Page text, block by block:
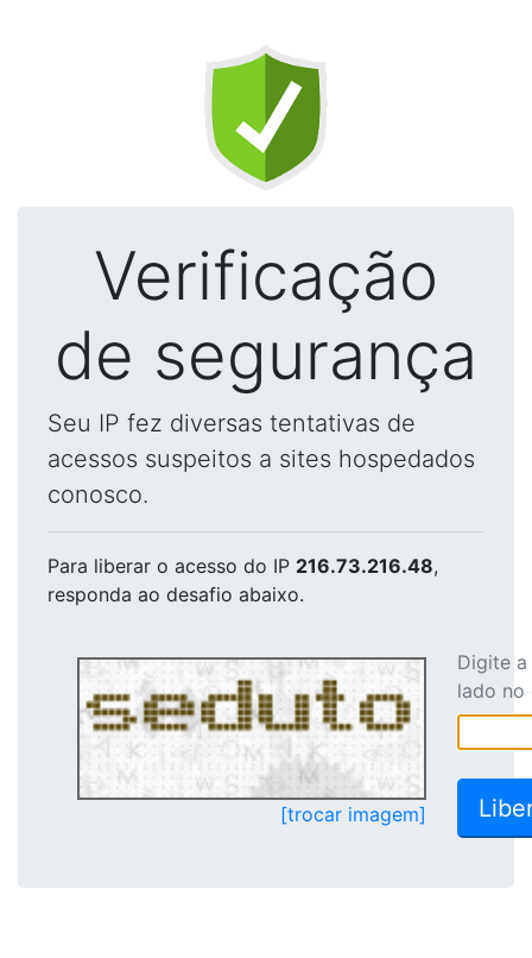
Verificação
de segurança
Seu IP fez diversas tentativas de
acessos suspeitos a sites hospedados
conosco.
Para liberar o acesso do IP 216.73.216.48,
responda ao desafio abaixo.
[trocar imagem]
Digite
lado no